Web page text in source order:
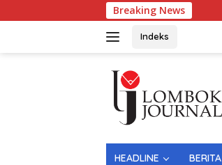
ke
Breaking News
Indeks
HEADLINE BERITA